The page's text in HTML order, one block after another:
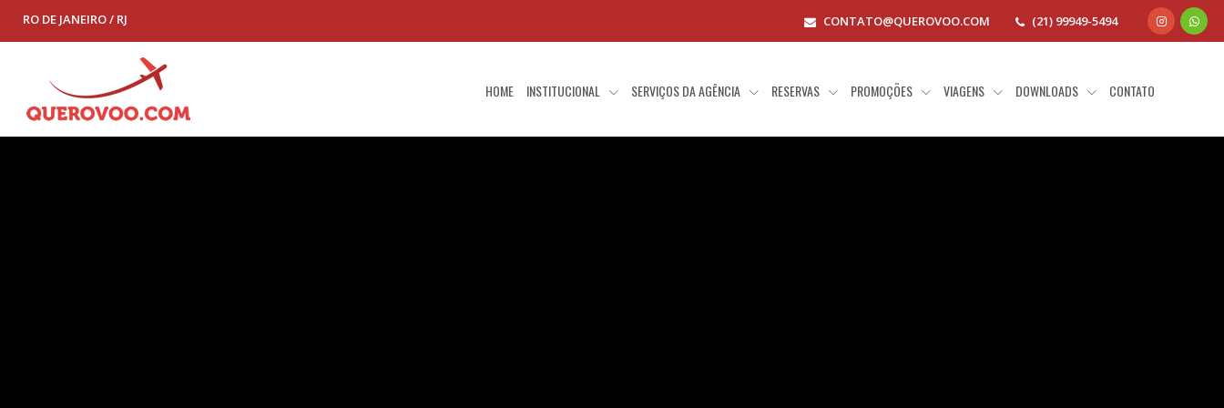
RO DE JANEIRO / RJ CONTATO@QUEROVOO.COM (21) 99949-5494
HOME INSTITUCIONAL SERVIÇOS DA AGÊNCIA RESERVAS PROMOÇÕES VIAGENS DOWNLOADS CONTATO